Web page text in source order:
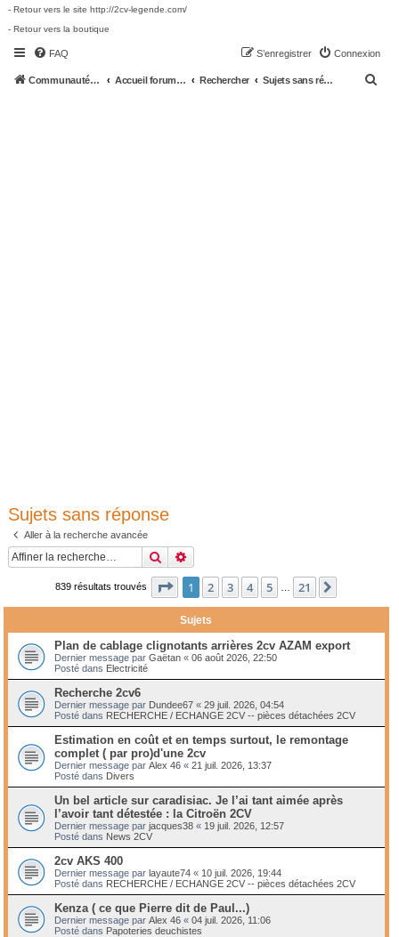
- Retour vers le site http://2cv-legende.com/
- Retour vers la boutique
FAQ Connexion
S’enregistrer
Communauté 2cv-legende.com Accueil forum 2cv-legende.com Rechercher Sujets sans réponse
Sujets sans réponse
Aller à la recherche avancée
Rechercher
839 résultats trouvés Page 1sur21
1 2 3 4 5 21
Sujets
Plan de cablage clignotants arrières 2cv AZAM export
Dernier message par Gaëtan « 06 août 2026, 22:50
Posté dans Electricité
Recherche 2cv6
Dernier message par Dundee67 « 29 juil. 2026, 04:54
Posté dans RECHERCHE / ECHANGE 2CV -- pièces détachées 2CV
Estimation en coût et en temps surtout, le remontage
complet ( par pro)d'une 2cv
Dernier message par Alex 46 « 21 juil. 2026, 13:37
Posté dans Divers
Un bel article sur caradisiac. Je l’ai tant aimée après
l’avoir tant détestée : la Citroën 2CV
Dernier message par jacques38 « 19 juil. 2026, 12:57
Posté dans News 2CV
2cv AKS 400
Dernier message par layaute74 « 10 juil. 2026, 19:44
Posté dans RECHERCHE / ECHANGE 2CV -- pièces détachées 2CV
Kenza ( ce que Pierre dit de Paul...)
Dernier message par Alex 46 « 04 juil. 2026, 11:06
Posté dans Papoteries deuchistes